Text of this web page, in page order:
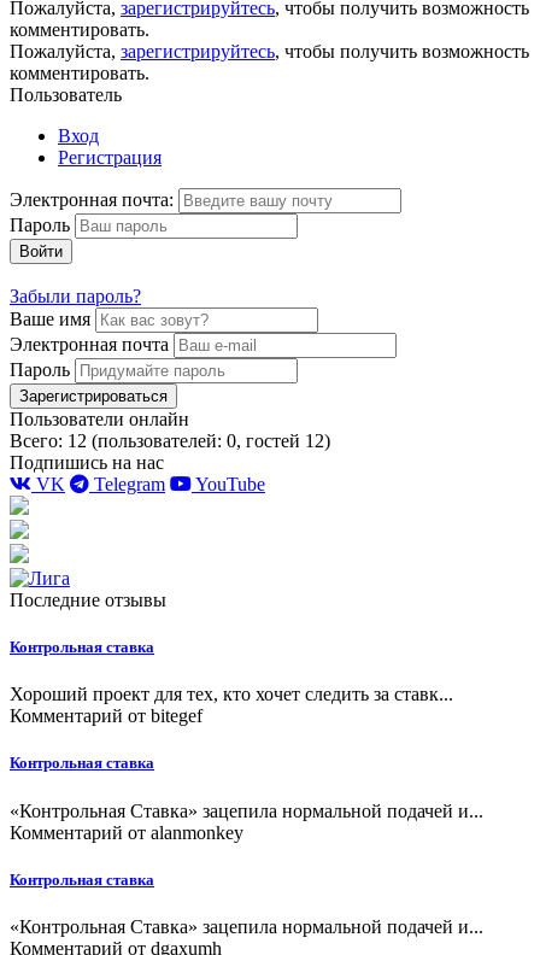
Пожалуйста, зарегистрируйтесь, чтобы получить возможность
комментировать.
Пожалуйста, зарегистрируйтесь, чтобы получить возможность
комментировать.
Пользователь
Вход
Регистрация
Электронная почта:
Пароль
Войти
Забыли пароль?
Ваше имя
Электронная почта
Пароль
Зарегистрироваться
Пользователи онлайн
Всего: 12 (пользователей: 0, гостей 12)
Подпишись на нас
VK
Telegram YouTube
Последние отзывы
Контрольная ставка
Хороший проект для тех, кто хочет следить за ставк...
Комментарий от bitegef
Контрольная ставка
«Контрольная Ставка» зацепила нормальной подачей и...
Комментарий от alanmonkey
Контрольная ставка
«Контрольная Ставка» зацепила нормальной подачей и...
Комментарий от dgaxumh